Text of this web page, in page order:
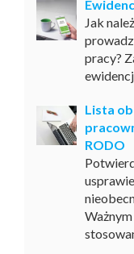
Jak
pracy?
Lista
RODO